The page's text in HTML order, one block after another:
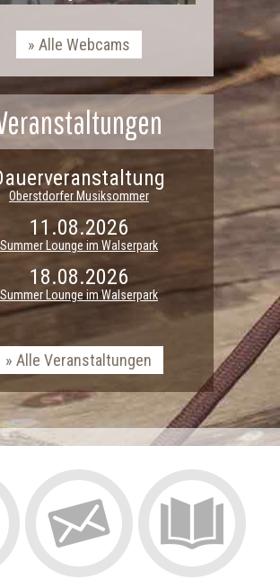
Alle Webcams
Oberstdorfer Musiksommer
11.08.2026
Summer Lounge im Walserpark
18.08.2026
Summer Lounge im Walserpark
Alle Veranstaltungen